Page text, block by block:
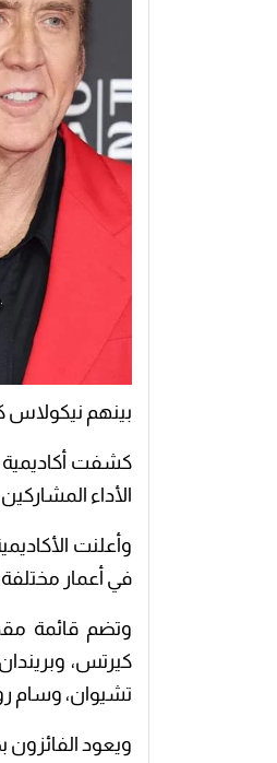
بينهم نيكولاس كيدج وميشيل يوه
كشفت أكاديمية
الأداء المشاركين
في أعمار
وتضم قائمة
كيرتس،
تشيوان، وسام
ويعود الفائزون